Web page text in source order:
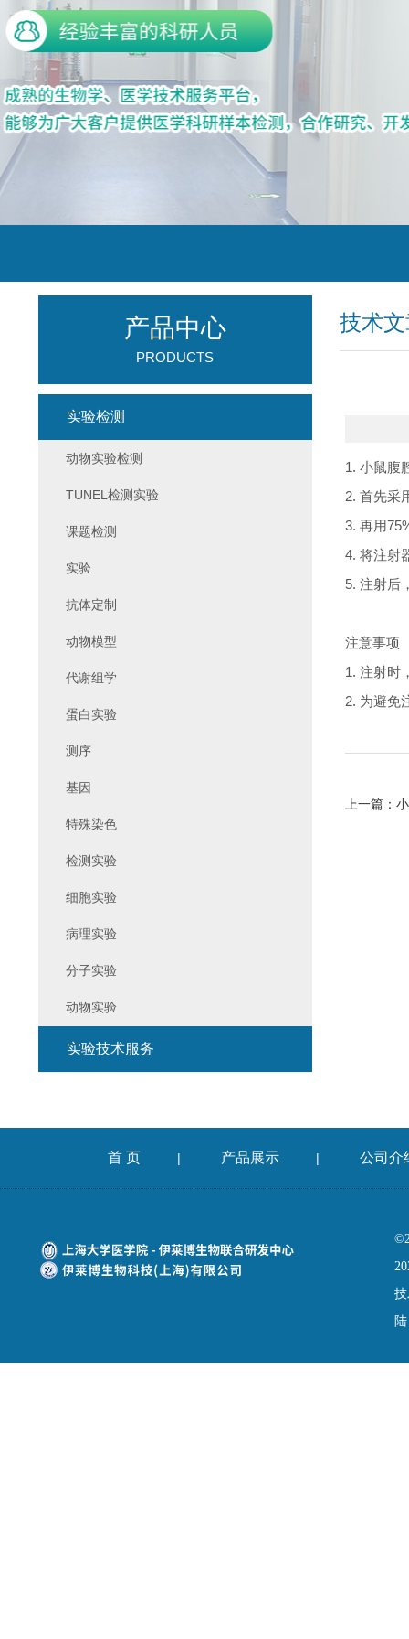
技术
1. 小鼠腹
2. 首先采
3. 再用
4. 将注射
5. 注射后
注意事项
1. 注射时
2. 为避免
上一篇：
产品中心
PRODUCTS
实验检测
动物实验检测
TUNEL检测实验
课题检测
实验
抗体定制
动物模型
代谢组学
蛋白实验
测序
基因
特殊染色
检测实验
细胞实验
病理实验
分子实验
动物实验
实验技术服务
首 页 | 产品展示 | 公司介
陆